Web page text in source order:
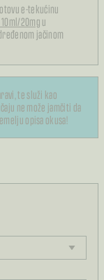
e-tekućinu
20mgu
jačinom
te služi kao
ne može jamčiti da
opisa okusa!